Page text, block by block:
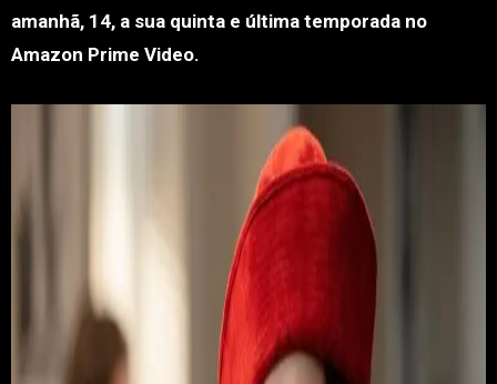
amanhã, 14, a sua quinta e última temporada no
Amazon Prime Video.